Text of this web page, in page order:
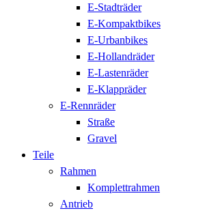
E-Stadträder
E-Kompaktbikes
E-Urbanbikes
E-Hollandräder
E-Lastenräder
E-Klappräder
E-Rennräder
Straße
Gravel
Teile
Rahmen
Komplettrahmen
Antrieb